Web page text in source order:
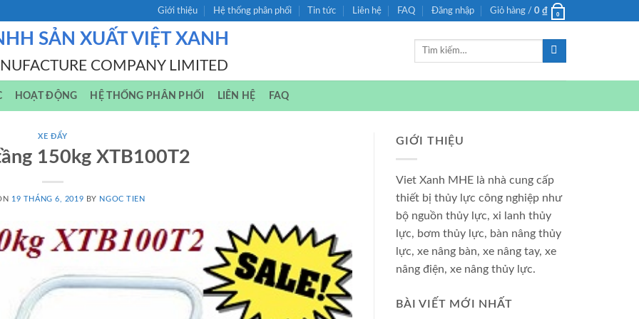
Giới thiệu Hệ thống phân phối Tin tức Liên hệ FAQ Đăng nhập Giỏ hàng / 0 ₫ 0
SẢN XUẤT VIỆT XANH
COMPANY LIMITED
Tìm
HOẠT ĐỘNG HỆ THỐNG PHÂN PHỐI LIÊN HỆ FAQ
XE ĐẨY
150kg XTB100T2
19 THÁNG 6, 2019 BY NGOC TIEN
GIỚI THIỆU
Viet Xanh MHE là nhà cung cấp
thiết bị thủy lực công nghiệp như
bộ nguồn thủy lực, xi lanh thủy
lực, bơm thủy lực, bàn nâng thủy
lực, xe nâng bàn, xe nâng tay, xe
nâng điện, xe nâng thủy lực.
BÀI VIẾT MỚI NHẤT